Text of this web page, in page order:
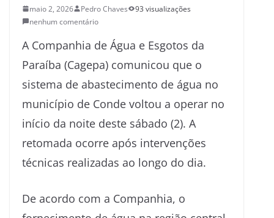
maio 2, 2026 Pedro Chaves
93 visualizações
nenhum comentário
A Companhia de Água e Esgotos da
Paraíba (Cagepa) comunicou que o
sistema de abastecimento de água no
município de Conde voltou a operar no
início da noite deste sábado (2). A
retomada ocorre após intervenções
técnicas realizadas ao longo do dia.
De acordo com a Companhia, o